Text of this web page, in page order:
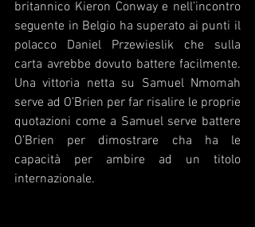
britannico Kieron Conway e nell’incontro
seguente in Belgio ha superato ai punti il
polacco Daniel Przewieslik che sulla
carta avrebbe dovuto battere facilmente.
Una vittoria netta su Samuel Nmomah
serve ad O’Brien per far risalire le proprie
quotazioni come a Samuel serve battere
O’Brien per dimostrare cha ha le
capacità per ambire ad un titolo
internazionale.